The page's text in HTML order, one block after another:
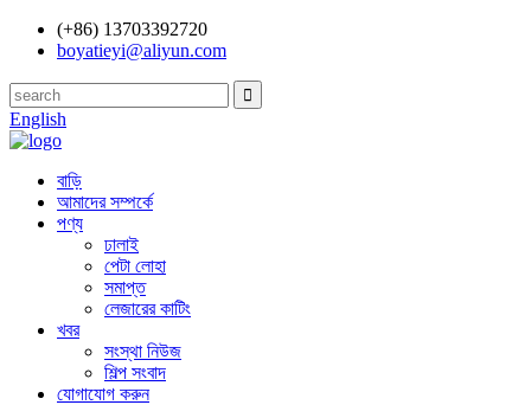
(+86) 13703392720
boyatieyi@aliyun.com
English
বাড়ি
আমাদের সম্পর্কে
পণ্য
ঢালাই
পেটা লোহা
সমাপ্ত
লেজারের কাটিং
খবর
সংস্থা নিউজ
শিল্প সংবাদ
যোগাযোগ করুন